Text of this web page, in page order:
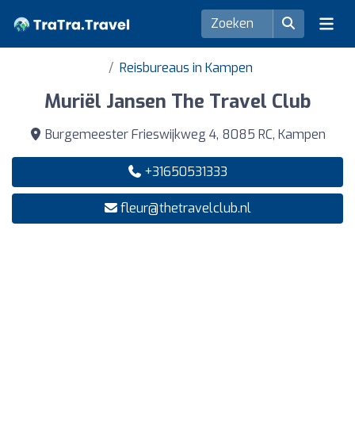
Reisbureaus in Kampen
Muriël Jansen The Travel Club
Burgemeester Frieswijkweg 4, 8085 RC, Kampen
+31650531333
fleur@thetravelclub.nl